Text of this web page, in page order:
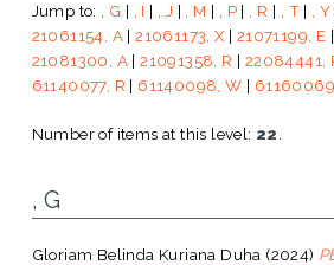
Jump to: , G | , I | , J | , M | , P | , R | , T| , Y
21061154, A |21061173, X | 21071199, E
21081300, A |21091358, R | 22084441,
61140077, R | 61140098, W |
Number of items at this level: 22
, G
Gloriam Belinda Kuriana Duha (2024)